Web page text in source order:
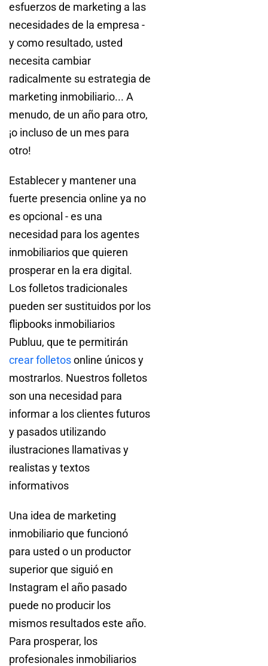
esfuerzos de marketing a las
necesidades de la empresa -
y como resultado, usted
necesita cambiar
radicalmente su estrategia de
marketing inmobiliario... A
menudo, de un año para otro,
¡o incluso de un mes para
otro!
Establecer y mantener una
fuerte presencia online ya no
es opcional - es una
necesidad para los agentes
inmobiliarios que quieren
prosperar en la era digital.
Los folletos tradicionales
pueden ser sustituidos por los
flipbooks inmobiliarios
Publuu, que te permitirán
crear folletosonline únicos y
mostrarlos. Nuestros folletos
son una necesidad para
informar a los clientes futuros
y pasados utilizando
ilustraciones llamativas y
realistas y textos
informativos
Una idea de marketing
inmobiliario que funcionó
para usted o un productor
superior que siguió en
Instagram el año pasado
puede no producir los
mismos resultados este año.
Para prosperar, los
profesionales inmobiliarios